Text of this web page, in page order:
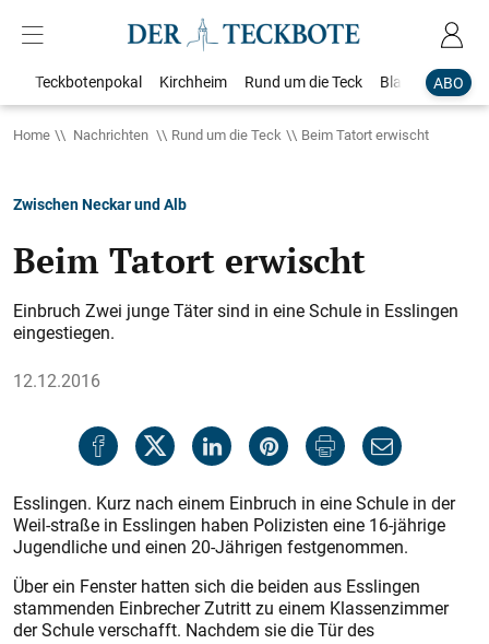
ABO
Teckbotenpokal Kirchheim Rund um die Teck Blaulicht
Home Nachrichten Rund um die Teck Beim Tatort erwischt
Zwischen Neckar und Alb
Beim Tatort erwischt
Einbruch Zwei junge Täter sind in eine Schule in Esslingen
eingestiegen.
12.12.2016
Esslingen. Kurz nach einem Einbruch in eine Schule in der
Weil-straße in Esslingen haben Polizisten eine 16-jährige
Jugendliche und einen 20-Jährigen festgenommen.
Über ein Fenster hatten sich die beiden aus Esslingen
stammenden Einbrecher Zutritt zu einem Klassenzimmer
der Schule verschafft. Nachdem sie die Tür des